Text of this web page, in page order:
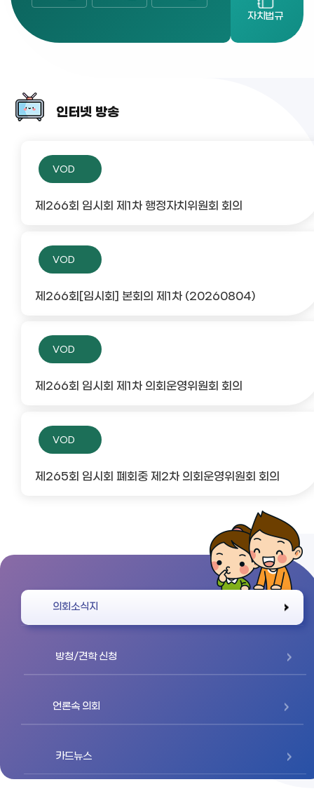
자치법규
인터넷 방송
VOD
제266회 임시회 제1차 행정자치위원회 회의
VOD
제266회[임시회] 본회의 제1차 (20260804)
VOD
제266회 임시회 제1차 의회운영위원회 회의
VOD
제265회 임시회 폐회중 제2차 의회운영위원회 회의
의회소식지
방청/견학 신청
언론속 의회
카드뉴스